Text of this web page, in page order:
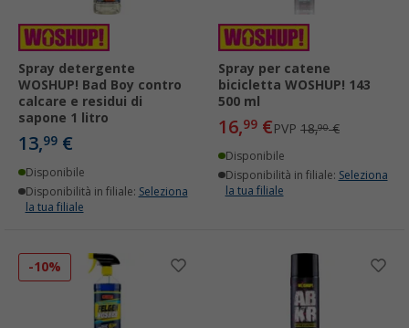
Spray detergente
WOSHUP! Bad Boy contro
calcare e residui di
sapone 1 litro
13,99 €
Disponibile
Disponibilità in filiale: Seleziona
la tua filiale
Spray per catene
bicicletta WOSHUP! 143
500 ml
16,99 €PVP 18,90€
Disponibile
Disponibilità in filiale: Seleziona
la tua filiale
-10%